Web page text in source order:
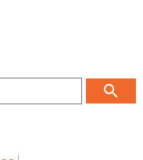
search